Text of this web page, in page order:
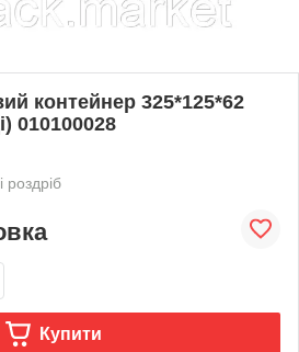
контейнер 325*125*62
010100028
роздріб
Купити